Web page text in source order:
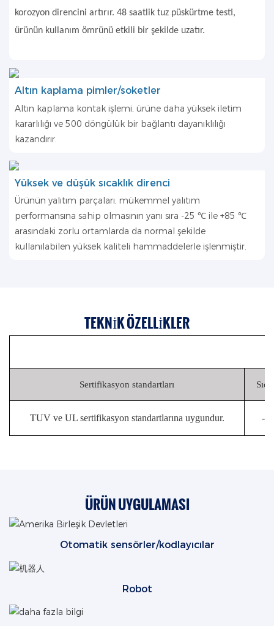
korozyon direncini artırır. 48 saatlik tuz püskürtme testi,
ürünün kullanım ömrünü etkili bir şekilde uzatır.
Altın kaplama pimler/soketler
Altın kaplama kontak işlemi, ürüne daha yüksek iletim
kararlılığı ve 500 döngülük bir bağlantı dayanıklılığı
kazandırır.
Yüksek ve düşük sıcaklık direnci
Ürünün yalıtım parçaları, mükemmel yalıtım
performansına sahip olmasının yanı sıra -25 ℃ ile +85 ℃
arasındaki zorlu ortamlarda da normal şekilde
kullanılabilen yüksek kaliteli hammaddelerle işlenmiştir.
TEKNIK ÖZELLIKLER
Sertifikasyon standartları
TUV ve UL sertifikasyon standartlarına uygundur. -
ÜRÜN UYGULAMASI
Otomatik sensörler/kodlayıcılar
Robot